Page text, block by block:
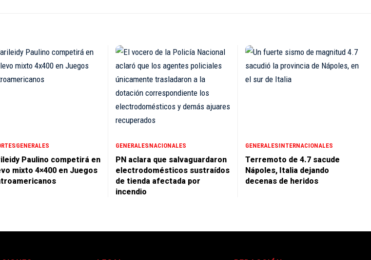
GENERALES
Paulino competirá en
mixto 4×400 en Juegos
GENERALESNACIONALES
PN aclara que salvaguardaron
electrodomésticos sustraídos
de tienda afectada por
incendio
GENERALESINTERNACIONALES
Terremoto de 4.7 sacude
Nápoles, Italia dejando
decenas de heridos